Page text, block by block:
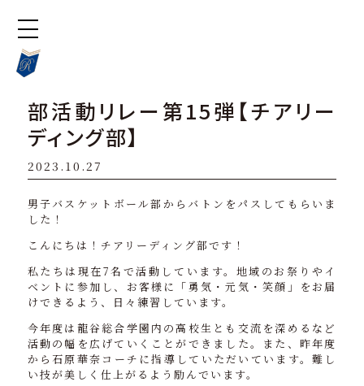
部活動リレー第15弾【チアリー
ディング部】
2023.10.27
男子バスケットボール部からバトンをパスしてもらいま
した！
こんにちは！チアリーディング部です！
私たちは現在7名で活動しています。地域のお祭りやイ
ベントに参加し、お客様に「勇気・元気・笑顔」をお届
けできるよう、日々練習しています。
今年度は龍谷総合学園内の高校生とも交流を深めるなど
活動の幅を広げていくことができました。また、昨年度
から石原華奈コーチに指導していただいています。難し
い技が美しく仕上がるよう励んでいます。